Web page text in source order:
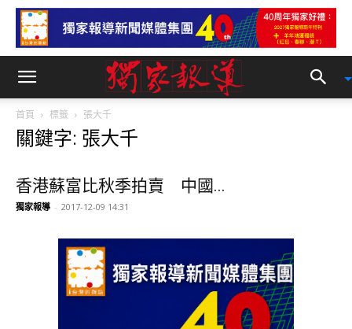
首頁 標籤 張大千
關鍵字: 張大千
香港蘇富比秋季拍賣 中國...
獨家報導 - 2017-12-09 14:31